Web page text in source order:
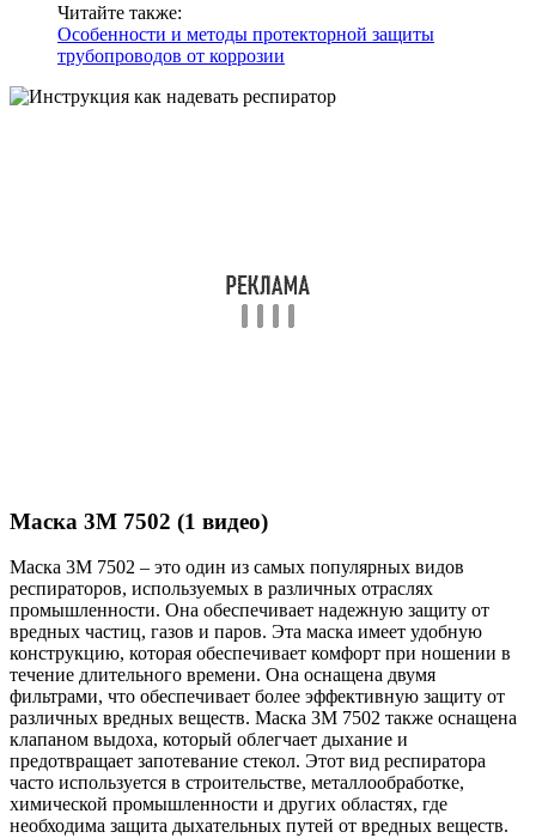
Читайте также:
Особенности и методы протекторной защиты
трубопроводов от коррозии
Маска 3М 7502 (1 видео)
Маска 3М 7502 – это один из самых популярных видов
респираторов, используемых в различных отраслях
промышленности. Она обеспечивает надежную защиту от
вредных частиц, газов и паров. Эта маска имеет удобную
конструкцию, которая обеспечивает комфорт при ношении в
течение длительного времени. Она оснащена двумя
фильтрами, что обеспечивает более эффективную защиту от
различных вредных веществ. Маска 3М 7502 также оснащена
клапаном выдоха, который облегчает дыхание и
предотвращает запотевание стекол. Этот вид респиратора
часто используется в строительстве, металлообработке,
химической промышленности и других областях, где
необходима защита дыхательных путей от вредных веществ.